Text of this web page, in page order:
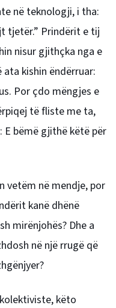
në teknologji, i tha:
tjetër.” Prindërit e tij
nisur gjithçka nga e
kishin ëndërruar:
Por çdo mëngjes e
të fliste me ta,
E bëmë gjithë këtë për
vetëm në mendje, por
kanë dhënë
mirënjohës? Dhe a
në një rrugë që
këto